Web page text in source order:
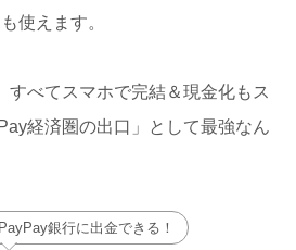
使えます。
すべてスマホで完結＆現金化もス
経済圏の出口」として最強なん
銀行に出金できる！